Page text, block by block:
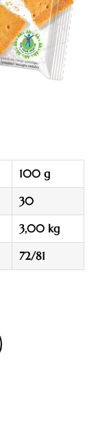
100 g
30
3,00 kg
72/81